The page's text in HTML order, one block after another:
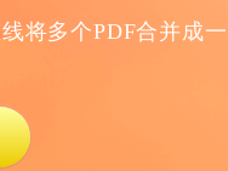
将多个PDF合并成